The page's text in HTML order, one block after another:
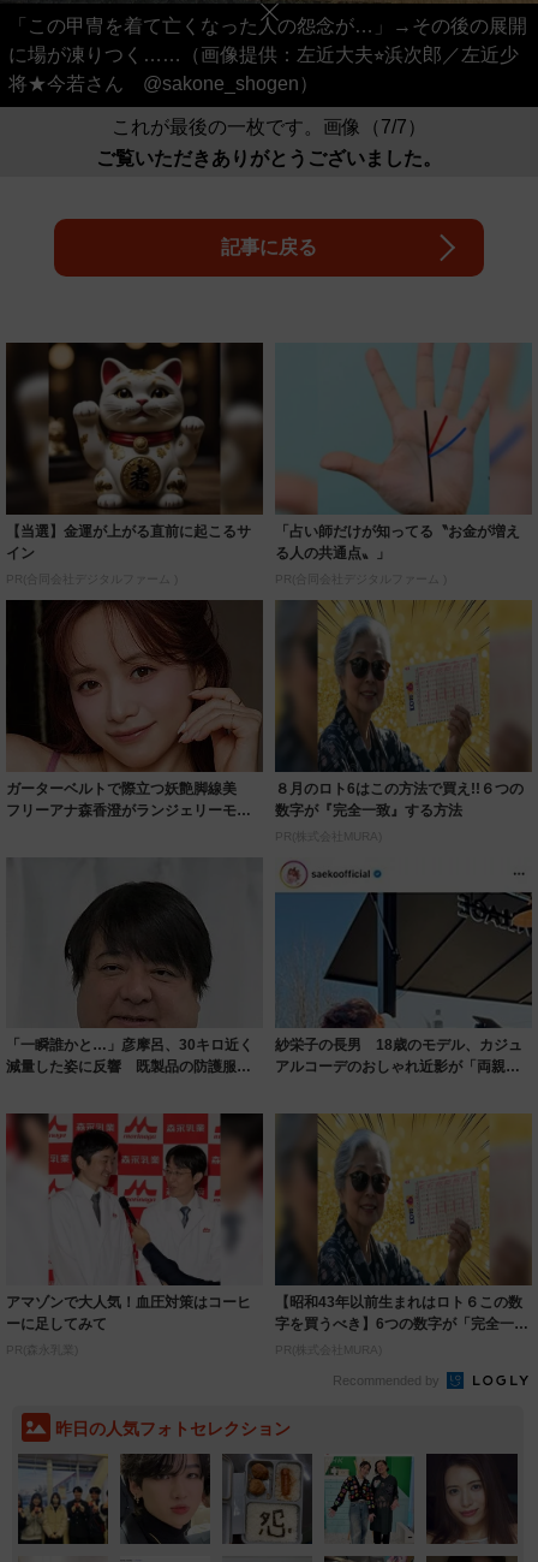
「この甲冑を着て亡くなった人の怨念が…」→その後の展開
に場が凍りつく……（画像提供：左近大夫⭐︎浜次郎／左近少
将★今若さん @sakone_shogen）
これが最後の一枚です。画像（7/7）
ご覧いただきありがとうございました。
記事に戻る
【当選】金運が上がる直前に起こるサ
イン
PR(合同会社デジタルファーム )
「占い師だけが知ってる〝お金が増え
る人の共通点〟」
PR(合同会社デジタルファーム )
ガーターベルトで際立つ妖艶脚線美
フリーアナ森香澄がランジェリーモデ
８月のロト6はこの方法で買え!!６つの
数字が『完全一致』する方法
PR(株式会社MURA)
「一瞬誰かと…」彦摩呂、30キロ近く
減量した姿に反響 既製品の防護服が
紗栄子の長男 18歳のモデル、カジュ
アルコーデのおしゃれ近影が「両親の
アマゾンで大人気！血圧対策はコーヒ
ーに足してみて
PR(森永乳業)
【昭和43年以前生まれはロト６この数
字を買うべき】6つの数字が「完全一
致」する方...
PR(株式会社MURA)
Recommended by
昨日の人気フォトセレクション